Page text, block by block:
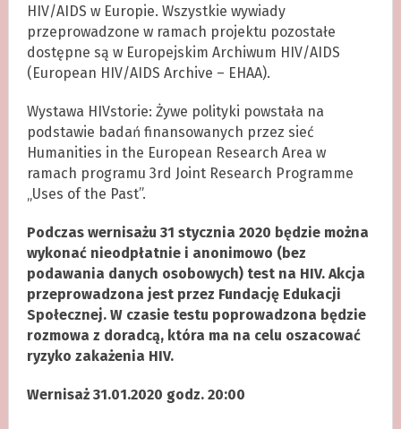
HIV/AIDS w Europie. Wszystkie wywiady
przeprowadzone w ramach projektu pozostałe
dostępne są w Europejskim Archiwum HIV/AIDS
(European HIV/AIDS Archive – EHAA).
Wystawa HIVstorie: Żywe polityki powstała na
podstawie badań finansowanych przez sieć
Humanities in the European Research Area w
ramach programu 3rd Joint Research Programme
„Uses of the Past”.
Podczas wernisażu 31 stycznia 2020 będzie można
wykonać nieodpłatnie i anonimowo (bez
podawania danych osobowych) test na HIV. Akcja
przeprowadzona jest przez Fundację Edukacji
Społecznej. W czasie testu poprowadzona będzie
rozmowa z doradcą, która ma na celu oszacować
ryzyko zakażenia HIV.
Wernisaż 31.01.2020 godz. 20:00